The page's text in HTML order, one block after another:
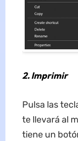
2. Imprimir
Pulsa las
te llevará al
tiene un